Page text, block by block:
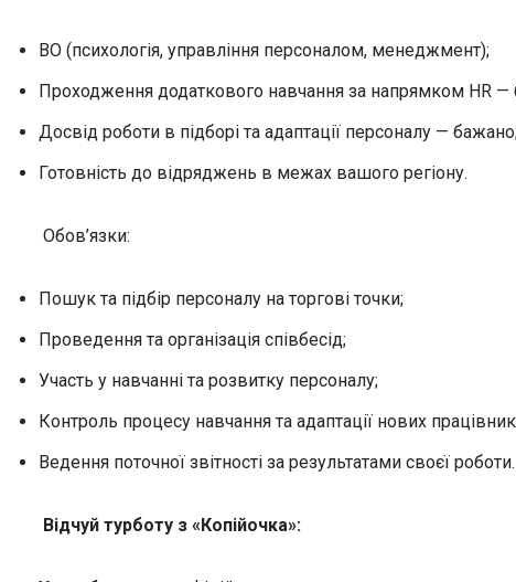
ВО (психологія, управління персоналом, менеджмент);
Проходження додаткового навчання за напрямком HR
Досвід роботи в підборі та адаптації персоналу —
Готовність до відряджень в межах вашого регіону.
Обов’язки:
Пошук та підбір персоналу на торгові точки;
Проведення та організація співбесід;
Участь у навчанні та розвитку персоналу;
Контроль процесу навчання та адаптації нових
Ведення поточної звітності за результатами своєї роботи.
Відчуй турботу з «Копійочка»: